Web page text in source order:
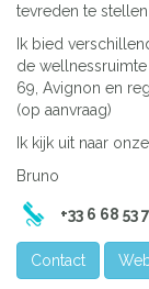
tevreden te
Ik bied
de wellnessruimte
69, Avignon en
(op aanvraag)
Ik kijk uit naar
Bruno
+33 6 68 53
Contact